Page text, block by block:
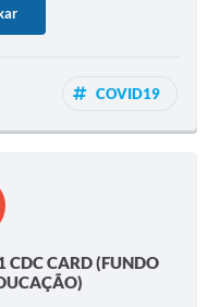
COVID19
CDC CARD (FUNDO